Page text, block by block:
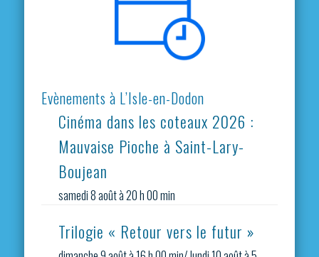
Evènements à L’Isle-en-Dodon
Cinéma dans les coteaux 2026 :
Mauvaise Pioche à Saint-Lary-
Boujean
samedi 8 août à 20 h 00 min
Trilogie « Retour vers le futur »